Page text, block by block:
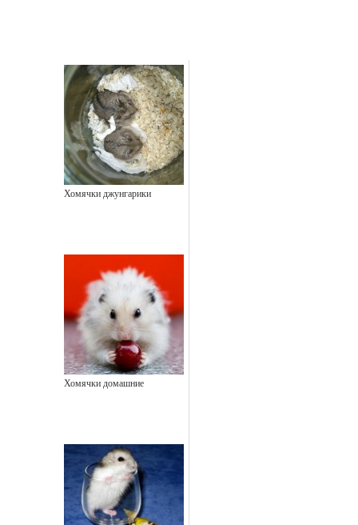
Хомячки джунгарики
Хомячки домашние